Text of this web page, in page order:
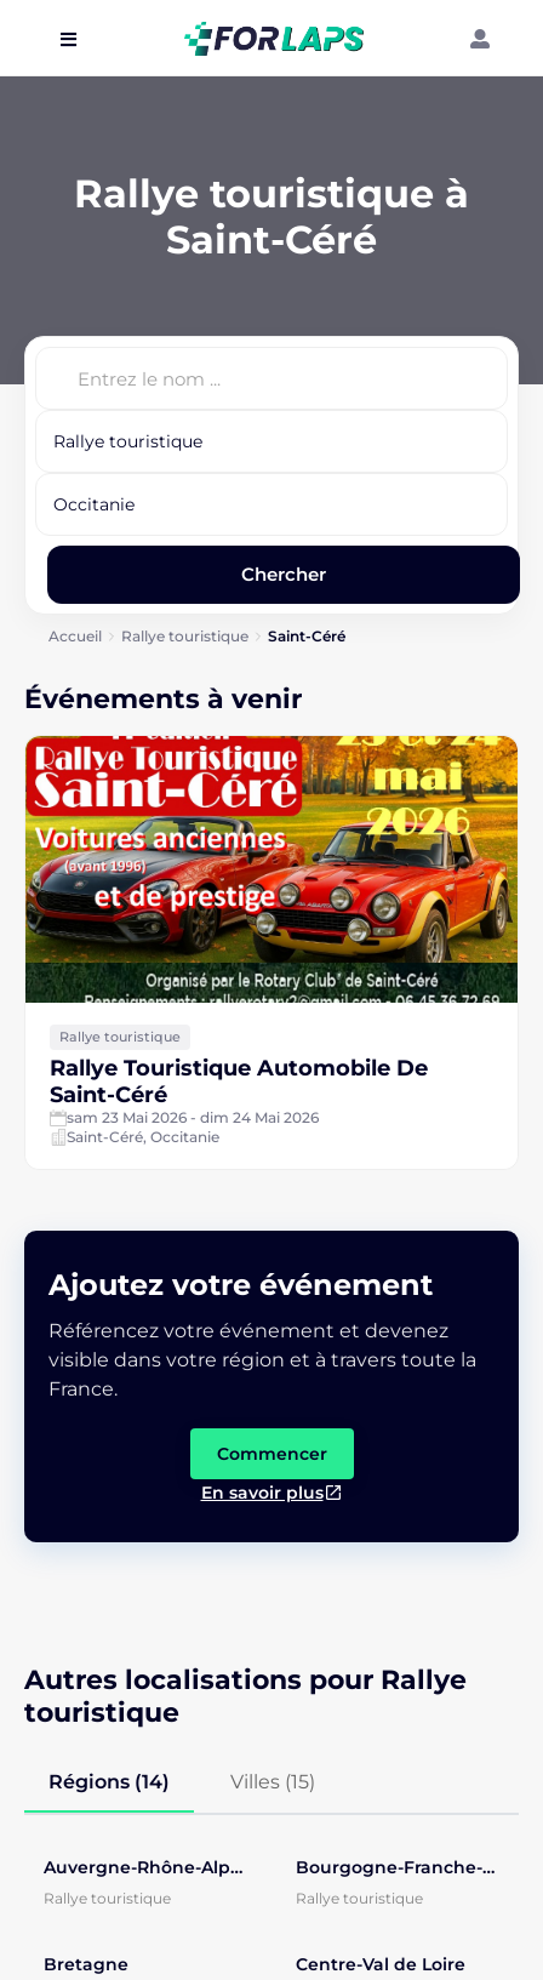
LocalisationRallye touristique à
Saint-Céré
Accueil Rallye touristique Saint-Céré
Événements à venir
Rallye touristique
Rallye Touristique Automobile De
Saint-Céré
sam 23 Mai 2026 - dim 24 Mai 2026
Saint-Céré, Occitanie
Ajoutez votre événement
Référencez votre événement et devenez
visible dans votre région et à travers toute la
France.
Commencer
En savoir plus
Autres localisations pour Rallye
touristique
Régions (14) Villes (15)
Auvergne-Rhône-Alpes
Rallye touristique
Bourgogne-Franche-Comté
Rallye touristique
Bretagne Centre-Val de Loire